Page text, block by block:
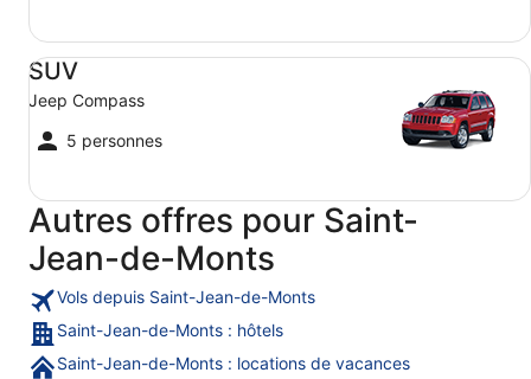
SUV
Jeep Compass
5 personnes
SUV Jeep Compass
Autres offres pour Saint-
Jean-de-Monts
Vols depuis Saint-Jean-de-Monts
Saint-Jean-de-Monts : hôtels
Saint-Jean-de-Monts : locations de vacances